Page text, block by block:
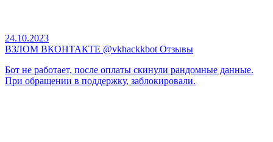
24.10.2023
ВЗЛОМ ВКОНТАКТЕ @vkhackkbot Отзывы
Бот не работает, после оплаты скинули рандомные данные.
При обращении в поддержку, заблокировали.